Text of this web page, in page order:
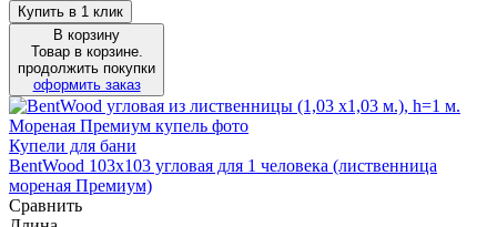
Купить в 1 клик
В корзину
Товар в корзине.
продолжить покупки
оформить заказ
Купели для бани
BentWood 103х103 угловая для 1 человека (лиственница
мореная Премиум)
Сравнить